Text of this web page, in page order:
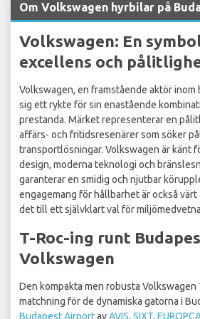
Om Volkswagen hyrbilar på
Volkswagen: En
excellens och
Volkswagen, en framstående aktör inom
sig ett rykte för sin enastående
prestanda. Märket representerar en
affärs- och fritidsresenärer som söker
transportlösningar. Volkswagen är känt
design, moderna teknologi och
garanterar en smidig och njutbar
engagemang för hållbarhet är också
det till ett självklart val för
T-Roc-ing runt
Volkswagen
Den kompakta men robusta Volkswagen
matchning för de dynamiska gatorna i
Budapest AirportavAVIS, SIXT,